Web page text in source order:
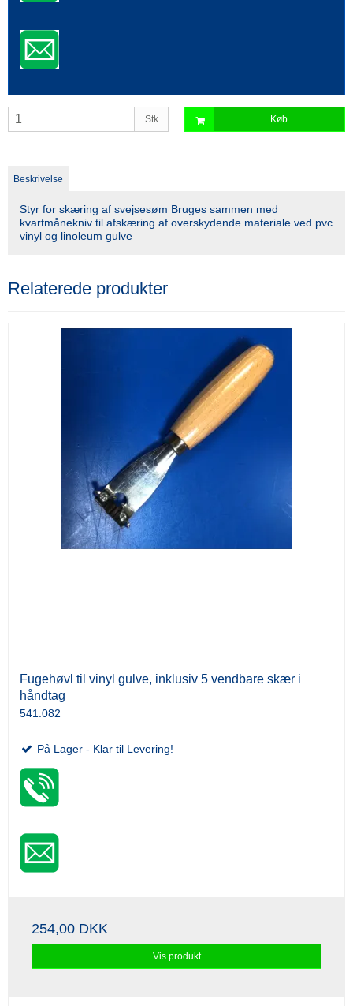
Stk Køb
Beskrivelse
Styr for skæring af svejsesøm Bruges sammen med
kvartmånekniv til afskæring af overskydende materiale ved pvc
vinyl og linoleum gulve
Relaterede produkter
Fugehøvl til vinyl gulve, inklusiv 5 vendbare skær i
håndtag
541.082
På Lager - Klar til Levering!
254,00 DKK
Vis produkt